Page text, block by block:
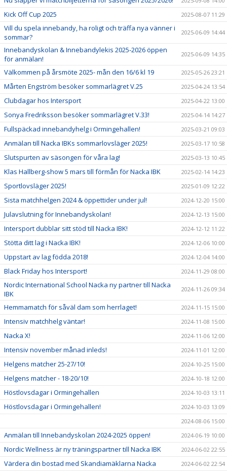
Kick Off Cup 2025 2025-08-07 11:29
Vill du spela innebandy, ha roligt och träffa nya vänner i
sommar?
2025-06-09 14:44
Innebandyskolan & Innebandylekis 2025-2026 öppen
för anmälan!
2025-06-09 14:35
Välkommen på årsmöte 2025- mån den 16/6 kl 19 2025-05-26 23:21
Mårten Engström besöker sommarlägret V.25 2025-04-24 13:54
Clubdagar hos Intersport 2025-04-22 13:00
Sonya Fredriksson besöker sommarlägret V.33! 2025-04-14 14:27
Fullspäckad innebandyhelg i Ormingehallen! 2025-03-21 09:03
Anmälan till Nacka IBKs sommarlovsläger 2025! 2025-03-17 10:58
Slutspurten av säsongen för våra lag! 2025-03-13 10:45
Klas Hallberg-show 5 mars till förmån för Nacka IBK 2025-02-14 14:23
Sportlovsläger 2025! 2025-01-09 12:22
Sista matchhelgen 2024 & öppettider under jul! 2024-12-20 15:00
Julavslutning för Innebandyskolan! 2024-12-13 15:00
Intersport dubblar sitt stöd till Nacka IBK! 2024-12-12 11:22
Stötta ditt lag i Nacka IBK! 2024-12-06 10:00
Uppstart av lag födda 2018! 2024-12-04 14:00
Black Friday hos Intersport! 2024-11-29 08:00
Nordic International School Nacka ny partner till Nacka
IBK
2024-11-26 09:34
Hemmamatch för såväl dam som herrlaget! 2024-11-15 15:00
Intensiv matchhelg väntar! 2024-11-08 15:00
Nacka X! 2024-11-06 12:00
Intensiv november månad inleds! 2024-11-01 12:00
Helgens matcher 25-27/10! 2024-10-25 15:00
Helgens matcher - 18-20/10! 2024-10-18 12:00
Höstlovsdagar i Ormingehallen 2024-10-03 13:11
Höstlovsdagar i Ormingehallen!
2024-10-03 13:09
2024-08-06 15:00
Anmälan till Innebandyskolan 2024-2025 öppen! 2024-06-19 10:00
Nordic Wellness är ny träningspartner till Nacka IBK 2024-06-02 22:55
Värdera din bostad med Skandiamäklarna Nacka 2024-06-02 22:54